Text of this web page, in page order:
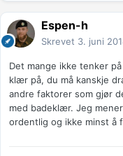
Espen-h
Skrevet 3. juni
Det mange ikke tenker
klær på, du må kanskje
andre faktorer som gjør
med badeklær. Jeg
ordentlig og ikke minst å